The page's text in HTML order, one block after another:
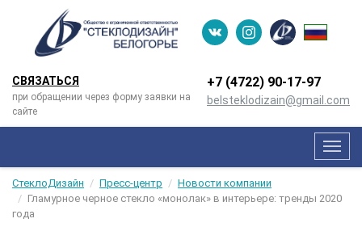
СВЯЗАТЬСЯ
при обращении через форму заявки на
сайте
+7 (4722) 90-­17-­97
belsteklodizain@gmail.com
Меню
СтеклоДизайн Пресс-центр
Новости компании
Гламурное черное стекло «монолак» в интерьере: тренды 2020
года